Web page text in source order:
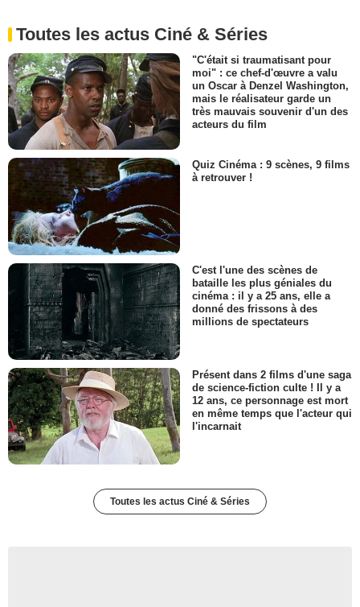
Toutes les actus Ciné & Séries
"C'était si traumatisant pour
moi" : ce chef-d'œuvre a valu
un Oscar à Denzel Washington,
mais le réalisateur garde un
très mauvais souvenir d'un des
acteurs du film
Quiz Cinéma : 9 scènes, 9 films
à retrouver !
C'est l'une des scènes de
bataille les plus géniales du
cinéma : il y a 25 ans, elle a
donné des frissons à des
millions de spectateurs
Présent dans 2 films d'une saga
de science-fiction culte ! Il y a
12 ans, ce personnage est mort
en même temps que l'acteur qui
l'incarnait
Toutes les actus Ciné & Séries